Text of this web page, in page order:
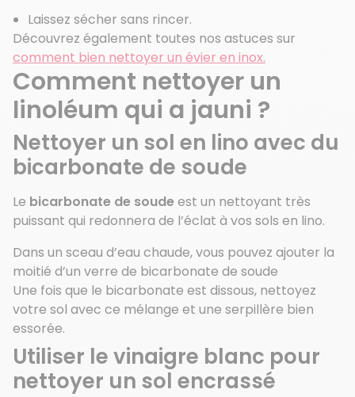
Laissez sécher sans rincer.
Découvrez également toutes nos astuces sur
comment bien nettoyer un évier en inox.
Comment nettoyer un
linoléum qui a jauni ?
Nettoyer un sol en lino avec du
bicarbonate de soude
Le bicarbonate de soudeest un nettoyant très
puissant qui redonnera de l’éclat à vos sols en lino.
Dans un sceau d’eau chaude, vous pouvez ajouter la
moitié d’un verre de bicarbonate de soude
Une fois que le bicarbonate est dissous, nettoyez
votre sol avec ce mélange et une serpillère bien
essorée.
Utiliser le vinaigre blanc pour
nettoyer un sol encrassé